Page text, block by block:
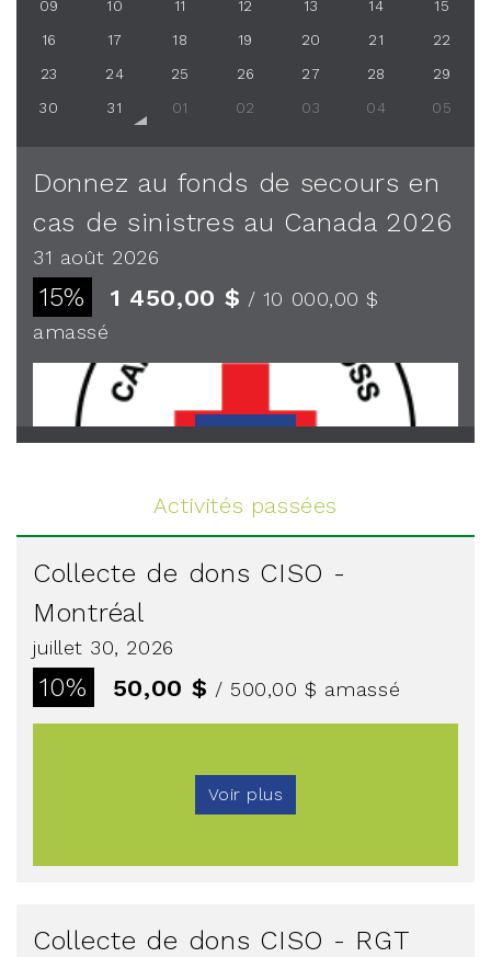
09 10 11 12 13 14 15
16 17 18 19 20 21 22
23 24 25 26 27 28 29
30 31 01 02 03 04 05
Donnez au fonds de secours en
cas de sinistres au Canada 2026
31 août 2026
15% 1 450,00 $ / 10 000,00 $
amassé
Voir plus
Activités passées
Collecte de dons CISO -
Montréal
juillet 30, 2026
10% 50,00 $ / 500,00 $ amassé
Voir plus
Collecte de dons CISO - RGT